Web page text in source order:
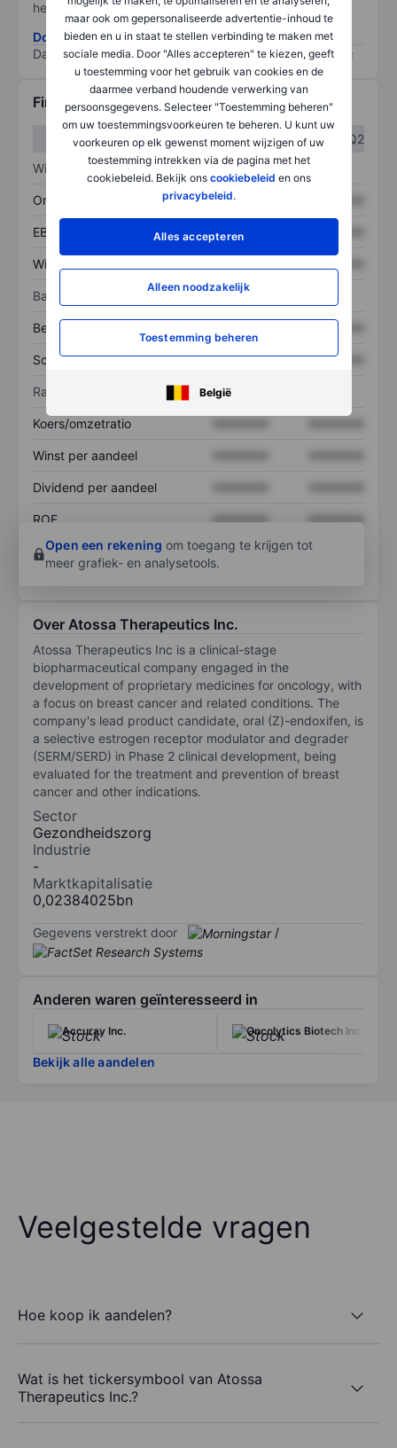
maar ook om gepersonaliseerde advertentie-inhoud te
bieden en u in staat te stellen verbinding te maken met
sociale media. Door "Alles accepteren" te kiezen, geeft
u toestemming voor het gebruik van cookies en de
daarmee verband houdende verwerking van
persoonsgegevens. Selecteer "Toestemming beheren"
om uw toestemmingsvoorkeuren te beheren. U kunt uw
voorkeuren op elk gewenst moment wijzigen of uw
toestemming intrekken via de pagina met het
cookiebeleid. Bekijk ons cookiebeleid en ons
privacybeleid.
Alles accepteren
Alleen noodzakelijk
Toestemming beheren
België
het grootste risico).
Download de ESG-risicomethodologie
Data provided by
/
Financiële gegevens
Q1
Q2
Winst/verlies
Omzet XXXXXXX
EBITDA XXXXXXX
Winst
Balans
Bezittingen XXXXXXX
Schulden XXXXXXX XXXXXXX
Ratio's
Koers/omzetratio
Winst per aandeel
Dividend per aandeel
ROE XXXXXXX
XXXXXXX
Open een rekening om toegang te krijgen tot
meer grafiek- en analysetools.
Over Atossa Therapeutics Inc.
Atossa Therapeutics Inc is a clinical-stage
biopharmaceutical company engaged in the
development of proprietary medicines for oncology, with
a focus on breast cancer and related conditions. The
company's lead product candidate, oral (Z)-endoxifen, is
a selective estrogen receptor modulator and degrader
(SERM/SERD) in Phase 2 clinical development, being
evaluated for the treatment and prevention of breast
cancer and other indications.
Sector
Gezondheidszorg
Industrie
-
Marktkapitalisatie
0,02384025bn
Gegevens verstrekt door /
Anderen waren geïnteresseerd in
Accuray Inc. Oncolytics Biotech Inc.
Bekijk alle aandelen
Veelgestelde vragen
Hoe koop ik aandelen?
Wat is het tickersymbool van Atossa
Therapeutics Inc.?